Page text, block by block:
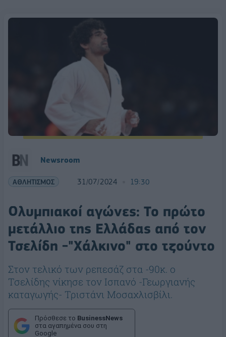
Newsroom
ΑΘΛΗΤΙΣΜΟΣ 31/07/2024 19:30
Ολυμπιακοί αγώνες: Το πρώτο
μετάλλιο της Ελλάδας από τον
Τσελίδη -"Χάλκινο" στο τζούντο
Στον τελικό των ρεπεσάζ στα -90κ. ο
Τσελίδης νίκησε τον Ισπανό -Γεωργιανής
καταγωγής- Τριστάνι Μοσαχλισβίλι.
Πρόσθεσε το BusinessNews
στα αγαπημένα σου στη
Google